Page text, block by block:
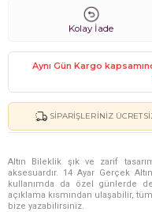
Kolay İade
Aynı Gün Kargo
SIPARIŞLERINIZ
Altın Bileklik şık ve zarif
aksesuardır. 14 Ayar Gerçek
kullanımda da özel günlerde de
açıklama kısmından ulaşabilir,
bize yazabilirsiniz.